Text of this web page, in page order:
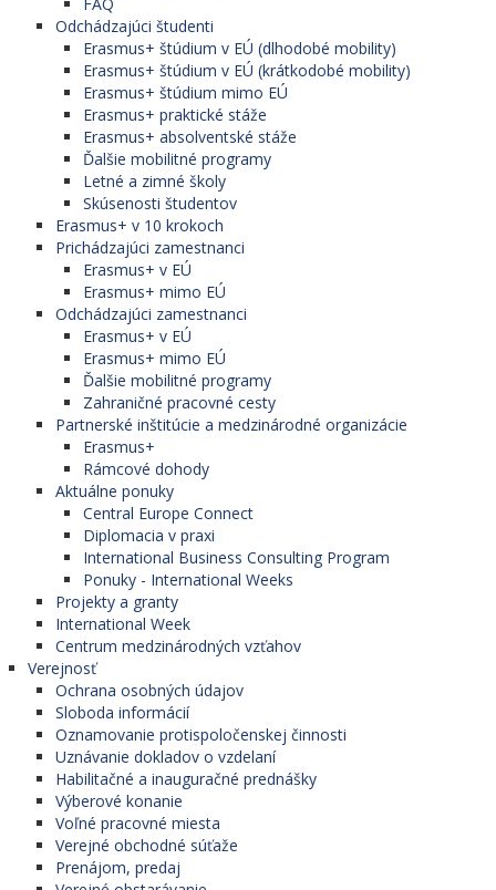
Odchádzajúci študenti
Erasmus+ štúdium v EÚ (dlhodobé mobility)
Erasmus+ štúdium v EÚ (krátkodobé mobility)
Erasmus+ štúdium mimo EÚ
Erasmus+ praktické stáže
Erasmus+ absolventské stáže
Ďalšie mobilitné programy
Letné a zimné školy
Skúsenosti študentov
Erasmus+ v 10 krokoch
Prichádzajúci zamestnanci
Erasmus+ v EÚ
Erasmus+ mimo EÚ
Odchádzajúci zamestnanci
Erasmus+ v EÚ
Erasmus+ mimo EÚ
Ďalšie mobilitné programy
Zahraničné pracovné cesty
Partnerské inštitúcie a medzinárodné organizácie
Erasmus+
Rámcové dohody
Aktuálne ponuky
Central Europe Connect
Diplomacia v praxi
International Business Consulting Program
Ponuky - International Weeks
Projekty a granty
International Week
Centrum medzinárodných vzťahov
Verejnosť
Ochrana osobných údajov
Sloboda informácií
Oznamovanie protispoločenskej činnosti
Uznávanie dokladov o vzdelaní
Habilitačné a inauguračné prednášky
Výberové konanie
Voľné pracovné miesta
Verejné obchodné súťaže
Prenájom, predaj